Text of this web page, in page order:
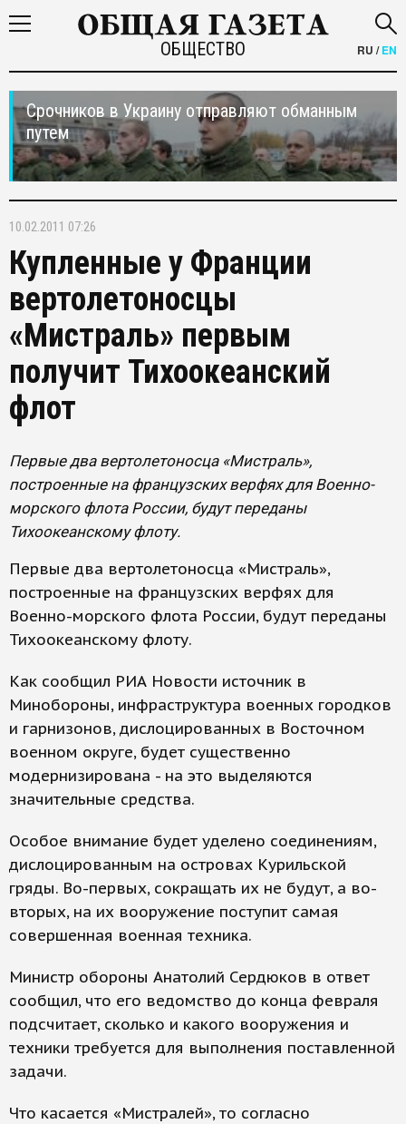
ОБЩЕСТВО RU /EN
Срочников в Украину отправляют обманным
путем
10.02.2011 07:26
Купленные у Франции
вертолетоносцы
«Мистраль» первым
получит Тихоокеанский
флот
Первые два вертолетоносца «Мистраль»,
построенные на французских верфях для Военно-
морского флота России, будут переданы
Тихоокеанскому флоту.
Первые два вертолетоносца «Мистраль»,
построенные на французских верфях для
Военно-морского флота России, будут переданы
Тихоокеанскому флоту.
Как сообщил РИА Новости источник в
Минобороны, инфраструктура военных городков
и гарнизонов, дислоцированных в Восточном
военном округе, будет существенно
модернизирована - на это выделяются
значительные средства.
Особое внимание будет уделено соединениям,
дислоцированным на островах Курильской
гряды. Во-первых, сокращать их не будут, а во-
вторых, на их вооружение поступит самая
совершенная военная техника.
Министр обороны Анатолий Сердюков в ответ
сообщил, что его ведомство до конца февраля
подсчитает, сколько и какого вооружения и
техники требуется для выполнения поставленной
задачи.
Что касается «Мистралей», то согласно